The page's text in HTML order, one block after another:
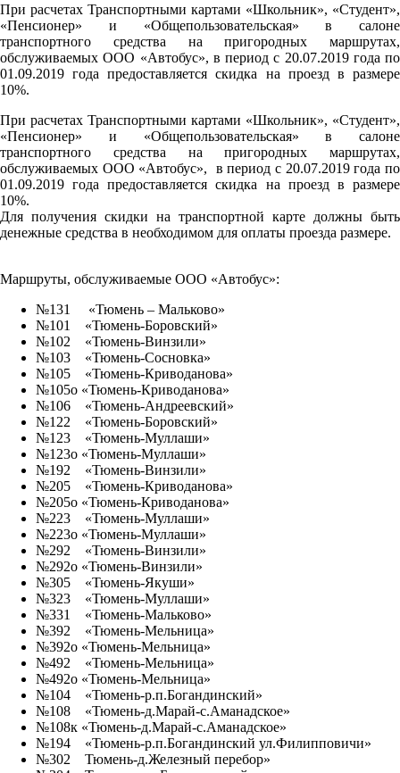
При расчетах Транспортными картами «Школьник», «Студент»,
«Пенсионер» и «Общепользовательская» в салоне
транспортного средства на пригородных маршрутах,
обслуживаемых ООО «Автобус», в период с 20.07.2019 года по
01.09.2019 года предоставляется скидка на проезд в размере
10%.
При расчетах Транспортными картами «Школьник», «Студент»,
«Пенсионер» и «Общепользовательская» в салоне
транспортного средства на пригородных маршрутах,
обслуживаемых ООО «Автобус», в период с 20.07.2019 года по
01.09.2019 года предоставляется скидка на проезд в размере
10%.
Для получения скидки на транспортной карте должны быть
денежные средства в необходимом для оплаты проезда размере.
Маршруты, обслуживаемые ООО «Автобус»:
№131 «Тюмень – Мальково»
№101 «Тюмень-Боровский»
№102 «Тюмень-Винзили»
№103 «Тюмень-Сосновка»
№105 «Тюмень-Криводанова»
№105о «Тюмень-Криводанова»
№106 «Тюмень-Андреевский»
№122 «Тюмень-Боровский»
№123 «Тюмень-Муллаши»
№123о «Тюмень-Муллаши»
№192 «Тюмень-Винзили»
№205 «Тюмень-Криводанова»
№205о «Тюмень-Криводанова»
№223 «Тюмень-Муллаши»
№223о «Тюмень-Муллаши»
№292 «Тюмень-Винзили»
№292о «Тюмень-Винзили»
№305 «Тюмень-Якуши»
№323 «Тюмень-Муллаши»
№331 «Тюмень-Мальково»
№392 «Тюмень-Мельница»
№392о «Тюмень-Мельница»
№492 «Тюмень-Мельница»
№492о «Тюмень-Мельница»
№104 «Тюмень-р.п.Богандинский»
№108 «Тюмень-д.Марай-с.Аманадское»
№108к «Тюмень-д.Марай-с.Аманадское»
№194 «Тюмень-р.п.Богандинский ул.Филипповичи»
№302 Тюмень-д.Железный перебор»